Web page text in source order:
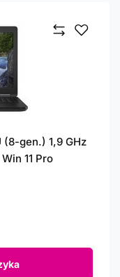
gen.) 1,9 GHz
11 Pro